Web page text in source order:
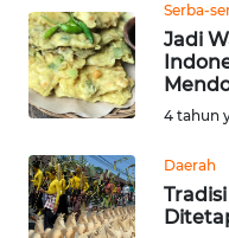
Serba-
Jadi
4 tahun
Daerah
NTT
WN
KEPRI
WN
PAPUA